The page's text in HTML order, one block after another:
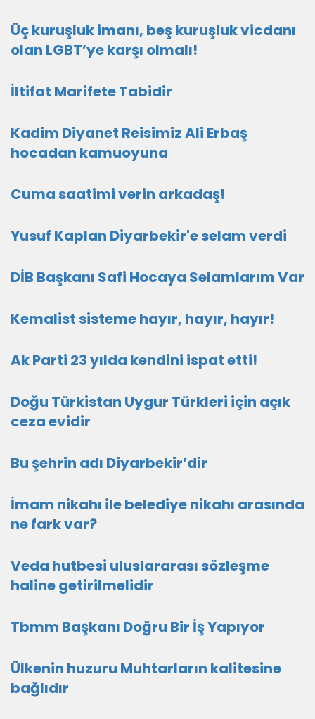
Üç kuruşluk imanı, beş kuruşluk vicdanı
olan LGBT’ye karşı olmalı!
İltifat Marifete Tabidir
Kadim Diyanet Reisimiz Ali Erbaş
hocadan kamuoyuna
Cuma saatimi verin arkadaş!
Yusuf Kaplan Diyarbekir'e selam verdi
DİB Başkanı Safi Hocaya Selamlarım Var
Kemalist sisteme hayır, hayır, hayır!
Ak Parti 23 yılda kendini ispat etti!
Doğu Türkistan Uygur Türkleri için açık
ceza evidir
Bu şehrin adı Diyarbekir’dir
İmam nikahı ile belediye nikahı arasında
ne fark var?
Veda hutbesi uluslararası sözleşme
haline getirilmelidir
Tbmm Başkanı Doğru Bir İş Yapıyor
Ülkenin huzuru Muhtarların kalitesine
bağlıdır